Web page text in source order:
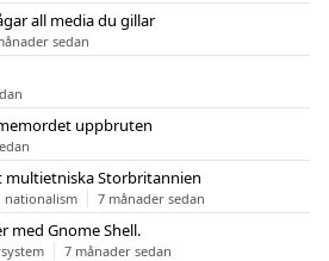
all media du gillar
sedan
uppbruten
multietniska Storbritannien
nationalism 7 månader sedan
med Gnome Shell.
7 månader sedan